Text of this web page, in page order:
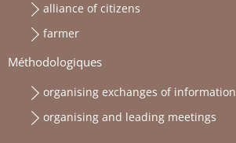
alliance of citizens
farmer
Méthodologiques
organising exchanges of information
organising and leading meetings